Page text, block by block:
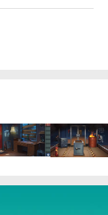
都如同身临
和逆向思维，
，惊心动魄